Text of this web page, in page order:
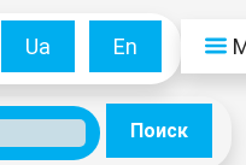
Ua En
Поиск